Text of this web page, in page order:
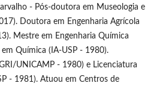
- Pós-doutora em Museologia e
Doutora em Engenharia Agrícola
Mestre em Engenharia Química
Química (IA-USP - 1980).
UNICAMP - 1980) e Licenciatura
- 1981). Atuou em Centros de